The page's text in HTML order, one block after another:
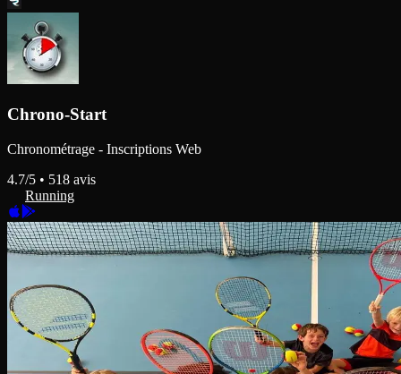
Chrono-Start
Chronométrage - Inscriptions Web
4.7/5 • 518 avis
Running